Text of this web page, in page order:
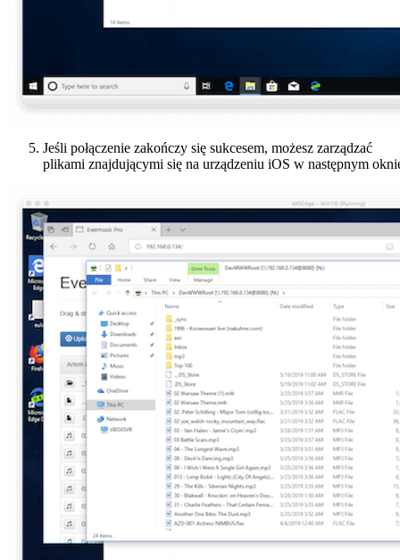
Jeśli połączenie zakończy się sukcesem, możesz zarządzać
plikami znajdującymi się na urządzeniu iOS w następnym